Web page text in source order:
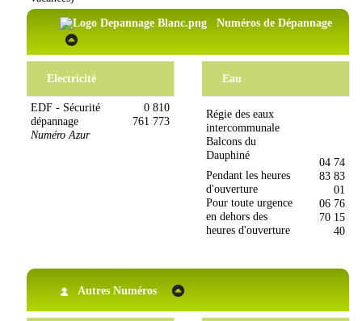
Numéros de Dépannage
Electricité
EDF - Sécurité
dépannage
Numéro Azur
0 810
761 773
Eau
Régie des eaux
intercommunale
Balcons du
Dauphiné
Pendant les heures
d'ouverture
Pour toute urgence
en dehors des
heures d'ouverture
04 74
83 83
01
06 76
70 15
40
Autres Numéros